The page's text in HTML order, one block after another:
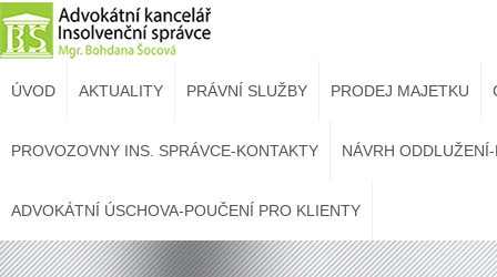
ÚVOD AKTUALITY PRÁVNÍ SLUŽBY PRODEJ MAJETKU
PROVOZOVNY INS. SPRÁVCE-KONTAKTY NÁVRH
ADVOKÁTNÍ ÚSCHOVA-POUČENÍ PRO KLIENTY